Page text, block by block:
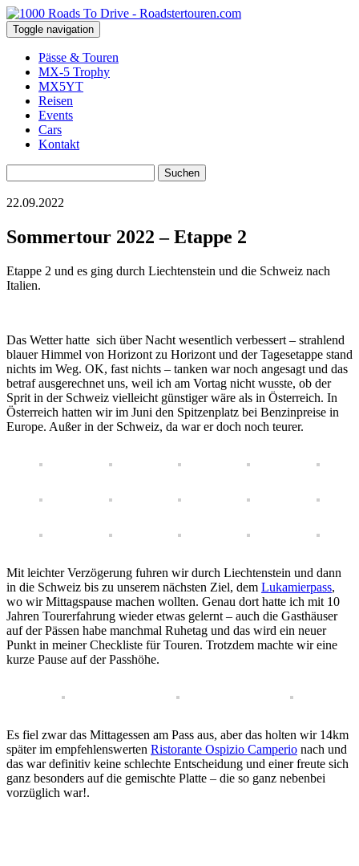
Toggle navigation
Pässe & Touren
MX-5 Trophy
MX5YT
Reisen
Events
Cars
Kontakt
nach:
22.09.2022
Sommertour 2022 – Etappe 2
Etappe 2 und es ging durch Liechtenstein und die Schweiz nach
Italien.
Das Wetter hatte sich über Nacht wesentlich verbessert – strahlend
blauer Himmel von Horizont zu Horizont und der Tagesetappe stand
nichts im Weg. OK, fast nichts – tanken war noch angesagt und das
betraf ausgerechnet uns, weil ich am Vortag nicht wusste, ob der
Sprit in der Schweiz vielleicht günstiger wäre als in Österreich. In
Österreich hatten wir im Juni den Spitzenplatz bei Benzinpreise in
Europe. Außer in der Schweiz, da war er doch noch teurer.
Mit leichter Verzögerung fuhren wir durch Liechtenstein und dann
in die Schweiz bis zu unserem nächsten Ziel, dem Lukamierpass,
wo wir Mittagspause machen wollten. Genau dort hatte ich mit 10
Jahren Tourerfahrung wieder etwas gelernt – auch die Gasthäuser
auf der Pässen habe manchmal Ruhetag und das wird ein neuer
Punkt in meiner Checkliste für Touren. Trotzdem machte wir eine
kurze Pause auf der Passhöhe.
Es fiel zwar das Mittagessen am Pass aus, aber das holten wir 14km
später im empfehlenswerten Ristorante Ospizio Camperio nach und
das war definitiv keine schlechte Entscheidung und einer freute sich
ganz besonders auf die gemischte Platte – die so ganz nebenbei
vorzüglich war!.